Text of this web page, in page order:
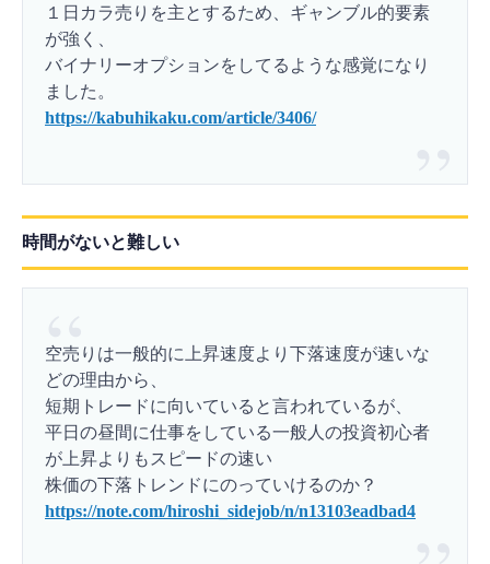
１日カラ売りを主とするため、ギャンブル的要素
が強く、
バイナリーオプションをしてるような感覚になり
ました。
https://kabuhikaku.com/article/3406/
時間がないと難しい
空売りは一般的に上昇速度より下落速度が速いな
どの理由から、
短期トレードに向いていると言われているが、
平日の昼間に仕事をしている一般人の投資初心者
が上昇よりもスピードの速い
株価の下落トレンドにのっていけるのか？
https://note.com/hiroshi_sidejob/n/n13103eadbad4